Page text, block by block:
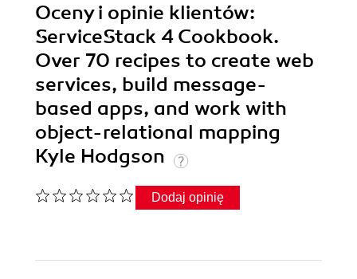
Oceny i opinie klientów:
ServiceStack 4 Cookbook.
Over 70 recipes to create web
services, build message-
based apps, and work with
object-relational mapping
Kyle Hodgson
Dodaj opinię